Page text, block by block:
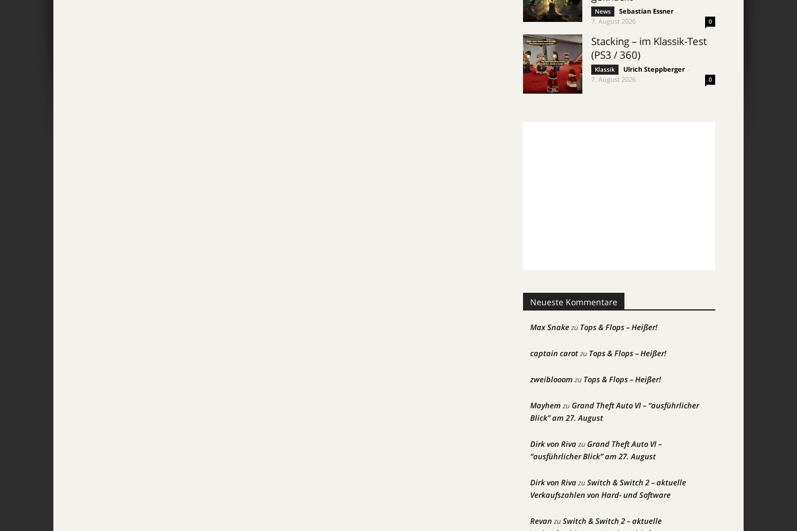
News Sebastian Essner
7. August 2026
0
Stacking – im Klassik-Test
(PS3 / 360)
Klassik Ulrich Steppberger
7. August 2026
0
Neueste Kommentare
Max Snakezu Tops & Flops – Heißer!
captain carotzu Tops & Flops – Heißer!
zweiblooom zu Tops & Flops – Heißer!
Mayhem zuGrand Theft Auto VI – “ausführlicher
Blick” am 27. August
Dirk von RivazuGrand Theft Auto VI –
“ausführlicher Blick” am 27. August
Dirk von RivazuSwitch & Switch 2 – aktuelle
Verkaufszahlen von Hard- und Software
Revan zuSwitch & Switch 2 – aktuelle